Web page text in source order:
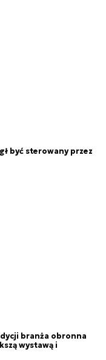
być sterowany przez
branża obronna
wystawą i